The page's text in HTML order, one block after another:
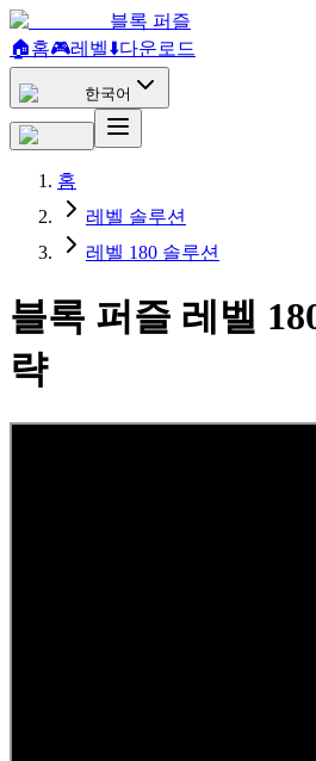
블록 퍼즐
🏠홈🎮레벨⬇️다운로드
한국어
홈
레벨 솔루션
레벨 180 솔루션
블록 퍼즐 레벨
략